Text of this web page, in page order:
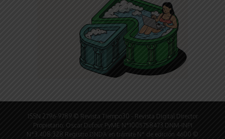
ISSN 2796-9789 © Revista Tiempo30 - Revista Digital Director
Propietario: Oscar Dufour PyME N°1005758473 DNM-INPI
N°3.408.328 Registro DNDA en trámite N° de edición 4600 ©